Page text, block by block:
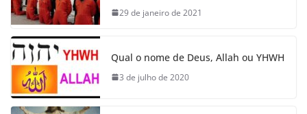
29 de janeiro de 2021
Qual o nome de Deus, Allah ou YHWH
3 de julho de 2020